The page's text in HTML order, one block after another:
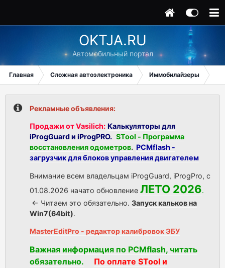
OKTJA.RU
Автомобильный портал
Главная Сложная автоэлектроника Иммобилайзеры
Рекламные объявления:
Продажи от Vasilich: Калькуляторы для
iProgGuard и iProgPRO. STool - Программа
восстановления одометров. PCMflash -
загрузчик для блоков управления двигателем
Внимание всем владельцам iProgGuard, iProgPro, с
01.08.2026 начато обновление ЛЕТО 2026.
<- Читаем это обязательно. Запуск кальков на
Win7(64bit).
MasterEditPro - редактор калибровок ЭБУ
Важная информация по PCMflash, читать
обязательно.
По оплате STool и